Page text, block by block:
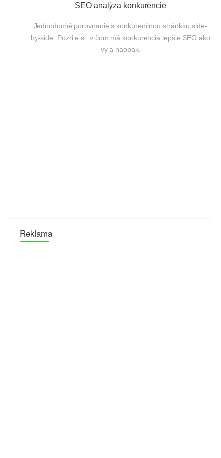
SEO analýza konkurencie
Jednoduché porovnanie s konkurenčnou stránkou side-
by-side. Pozrite si, v čom má konkurencia lepšie SEO ako
vy a naopak.
Reklama